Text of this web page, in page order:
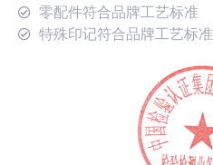
零配件符合品牌工艺标准
特殊印记符合品牌工艺标准